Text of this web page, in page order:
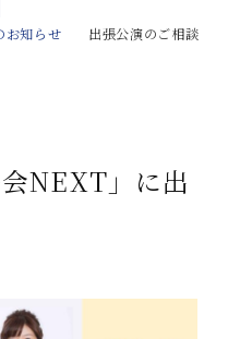
お知らせ 出張公演のご相談
NEXT」に出